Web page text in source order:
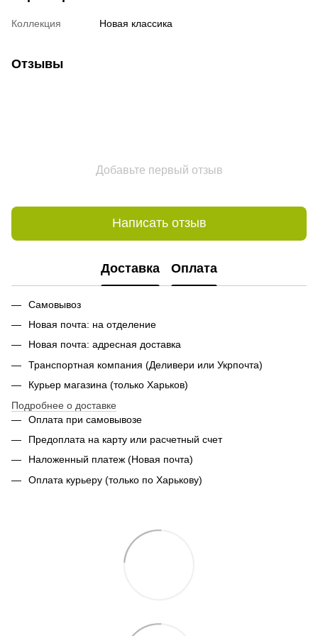
Коллекция Новая классика
Отзывы
Добавьте первый отзыв
Написать отзыв
Доставка Оплата
Самовывоз
Новая почта: на отделение
Новая почта: адресная доставка
Транспортная компания (Деливери или Укрпочта)
Курьер магазина (только Харьков)
Подробнее о доставке
Оплата при самовывозе
Предоплата на карту или расчетный счет
Наложенный платеж (Новая почта)
Оплата курьеру (только по Харькову)